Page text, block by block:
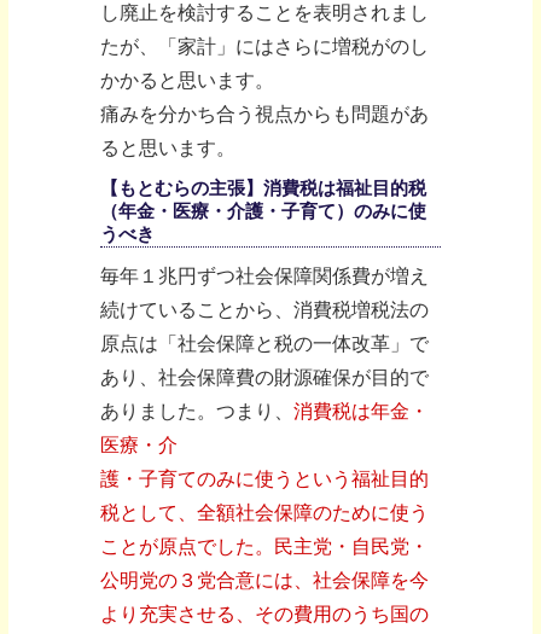
し廃止を検討することを表明されまし
たが、「家計」にはさらに増税がのし
かかると思います。
痛みを分かち合う視点からも問題があ
ると思います。
【もとむらの主張】消費税は福祉目的税
（年金・医療・介護・子育て）のみに使
うべき
毎年１兆円ずつ社会保障関係費が増え
続けていることから、消費税増税法の
原点は「社会保障と税の一体改革」で
あり、社会保障費の財源確保が目的で
ありました。つまり、 消費税は年金・
医療・介
護・子育てのみに使うという福祉目的
税として、全額社会保障のために使う
ことが原点でした。民主党・自民党・
公明党の３党合意には、社会保障を今
より充実させる、その費用のうち国の